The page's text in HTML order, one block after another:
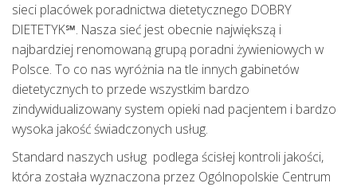
sieci placówek poradnictwa dietetycznego DOBRY
DIETETYK℠. Nasza sieć jest obecnie największą i
najbardziej renomowaną grupą poradni żywieniowych w
Polsce. To co nas wyróżnia na tle innych gabinetów
dietetycznych to przede wszystkim bardzo
zindywidualizowany system opieki nad pacjentem i bardzo
wysoka jakość świadczonych usług.
Standard naszych usług podlega ścisłej kontroli jakości,
która została wyznaczona przez Ogólnopolskie Centrum